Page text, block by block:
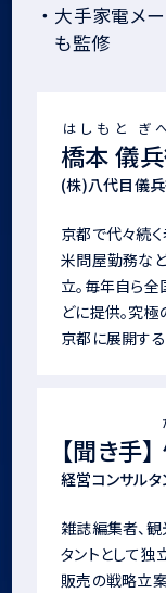
・ 大手家電メ
も監修
橋本 儀
はしもと ぎ
(株)八代目儀
京都で代々続
米問屋勤務な
立。毎年自ら
どに提供。究
京都に展開する
【聞き手】
経営コンサル
雑誌編集者、
タントとして独
販売の戦略立